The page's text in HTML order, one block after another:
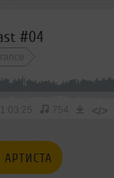
#04
1:03:25 754 </>